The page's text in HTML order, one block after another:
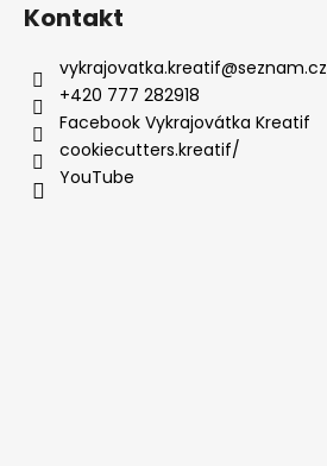
Kontakt
vykrajovatka.kreatif@seznam.cz
+420 777 282918
Facebook Vykrajovátka Kreatif
cookiecutters.kreatif/
YouTube